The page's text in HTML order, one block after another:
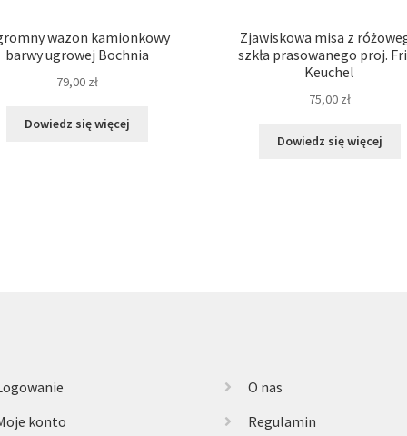
wazon kamionkowy
barwy ugrowej Bochnia
79,00 zł
Dowiedz się więcej
Zjawiskowa misa z
szkła prasowanego proj.
Keuchel
75,00 zł
Dowiedz się więcej
konto
O nas
Regulamin